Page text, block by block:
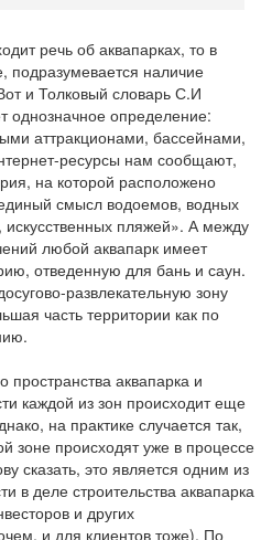
речь об аквапарках, то в
подразумевается наличие
и Толковый словарь С.И
определение:
аттракционами, бассейнами,
ресурсы нам сообщают,
на которой расположено
смысл водоемов, водных
искусственных пляжей». А между
любой аквапарк имеет
отведенную для бань и саун.
развлекательную зону
часть территории как по
аквапарка и
каждой из зон происходит еще
на практике случается так,
зоне происходят уже в процессе
сказать, это является одним из
в деле строительства аквапарка
и других
и для клиентов тоже). По